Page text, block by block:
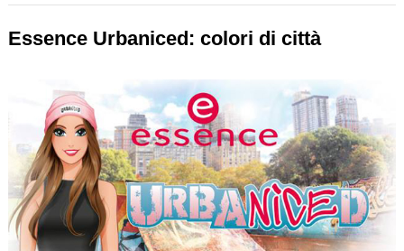
Essence Urbaniced: colori di città